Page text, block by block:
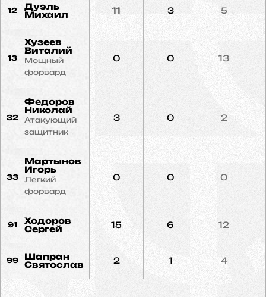
12
Дуэль
Михаил
11 3 5
13
Хузеев
Виталий
Мощный
форвард
0 0 13
32
Федоров
Николай
Атакующий
защитник
3 0 2
33
Мартынов
Игорь
Легкий
форвард
0 0 0
91
Ходоров
Сергей
15 6 12
99
Шапран
Святослав
2 1 4